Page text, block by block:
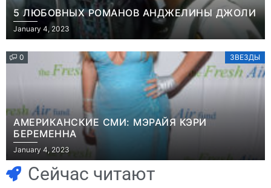
5 ЛЮБОВНЫХ РОМАНОВ АНДЖЕЛИНЫ ДЖОЛИ
January 4, 2023
0 ЗВЕЗДЫ
АМЕРИКАНСКИЕ СМИ: МЭРАЙЯ КЭРИ
БЕРЕМЕННА
January 4, 2023
Сейчас читают
Игры
Геймеры
отменяют
Новичок-геймер